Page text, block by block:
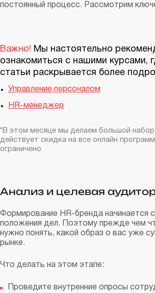
постоянный процесс. Рассмотрим
Важно! Мы настоятельно
ознакомиться с нашими курсами,
статьи раскрывается более
Управление персоналом
HR-менеджер
*В этом месяце мы делаем большой
действует скидка на все онлайн
ограничено
Анализ и целевая
Формирование HR-бренда начинается
положения дел. Поэтому прежде чем
нужно понять, какой образ о вас уже
рынке.
Что делать на этом этапе:
Проведите внутренние опросы